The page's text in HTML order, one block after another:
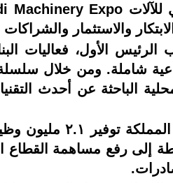
الأول، فعاليات
الباحثة عن أحدث